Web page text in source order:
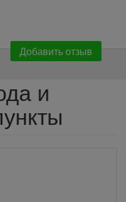
Добавить отзыв
и